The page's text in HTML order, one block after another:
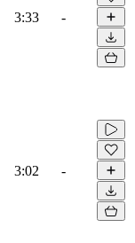
3:33 -
3:02 -